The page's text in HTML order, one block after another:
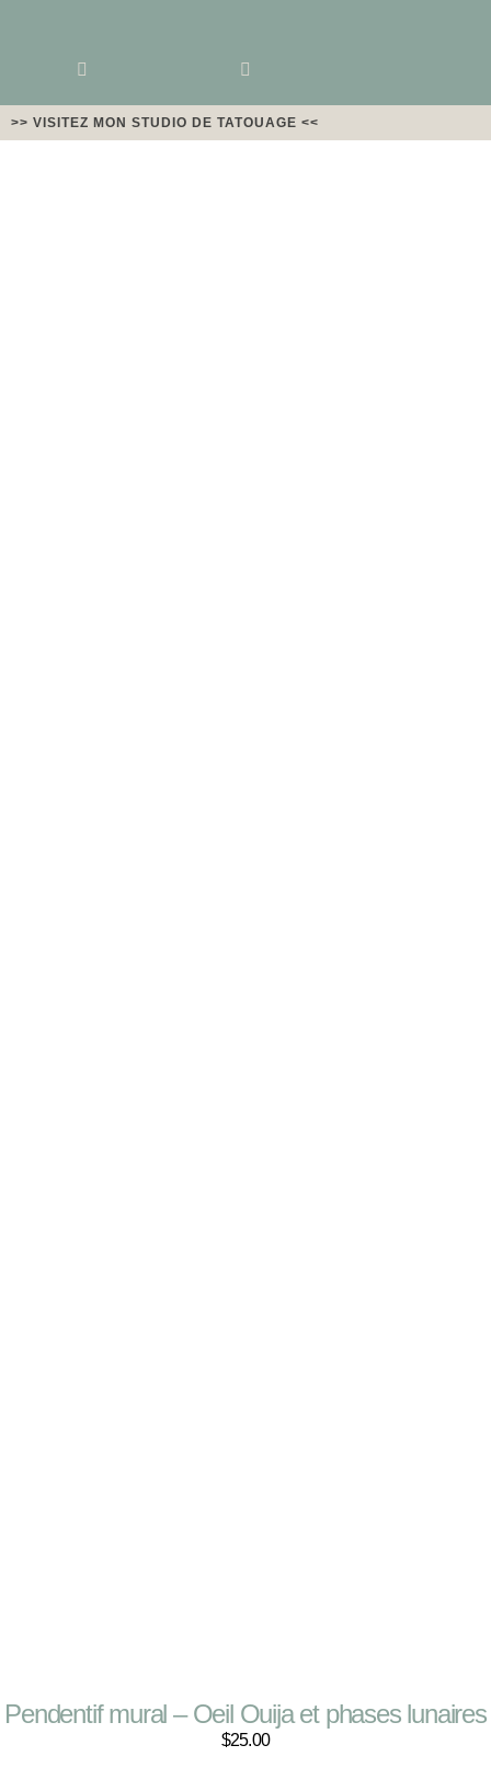
>> VISITEZ MON STUDIO DE TATOUAGE <<
Pendentif mural – Oeil Ouija et phases lunaires
$25.00